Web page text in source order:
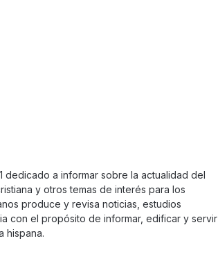
a informar sobre la actualidad del
y otros temas de interés para los
produce y revisa noticias, estudios
con el propósito de informar, edificar y servir
hispana.